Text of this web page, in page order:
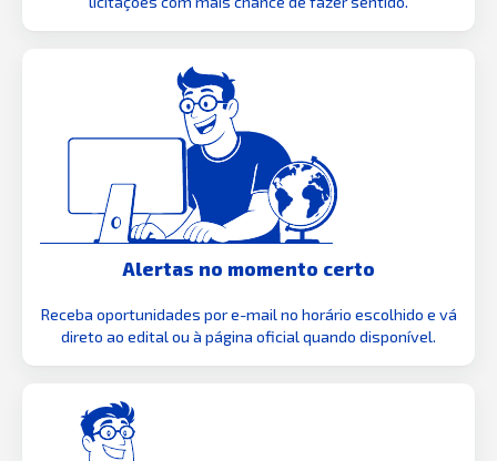
Alertas no momento certo
Receba oportunidades por e-mail no horário escolhido e vá
direto ao edital ou à página oficial quando disponível.